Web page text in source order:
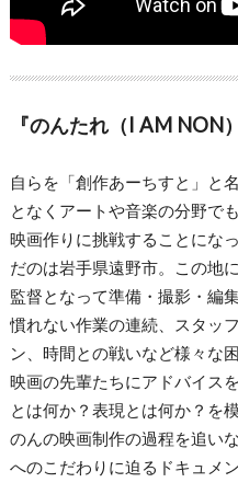
『のんたれ（I AM NON
自らを「創作あーちすと」と
となくアートや音楽の分野でも
映画作りに挑戦することにな
だのは岩手県遠野市。この地
監督となって準備・撮影・編
慣れない作業の連続、スタッ
ン、時間との戦いなど様々な
映画の先輩たちにアドバイス
とは何か？表現とは何か？を
のんの映画制作の過程を追い
へのこだわりに迫るドキュメン